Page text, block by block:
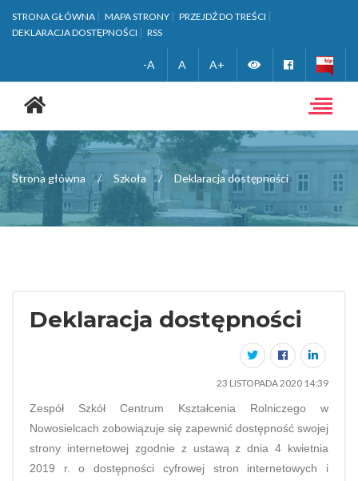
STRONA GŁÓWNA MAPA STRONY
PRZEJDŹ DO TREŚCI
DEKLARACJA DOSTĘPNOŚCI
RSS
-A A A+ Zmień
kontrastową
Facebook
Toggle
główna
Strona główna Szkoła Deklaracja dostępności
Deklaracja dostępności
23 LISTOPADA 2020 14:39
Zespół Szkół Centrum Kształcenia Rolniczego w
Nowosielcach zobowiązuje się zapewnić dostępność swojej
strony internetowej zgodnie z ustawą z dnia 4 kwietnia
2019 r. o dostępności cyfrowej stron internetowych i